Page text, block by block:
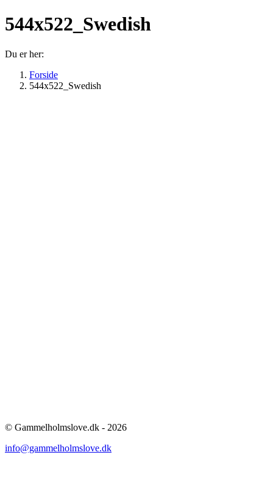
544x522_Swedish
Du er her:
Forside
544x522_Swedish
© Gammelholmslove.dk - 2026
info@gammelholmslove.dk